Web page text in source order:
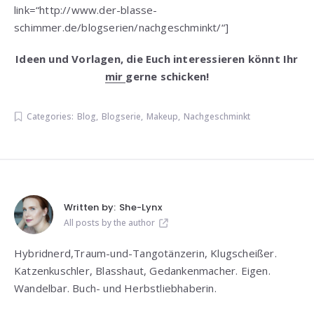
link=“http://www.der-blasse-
schimmer.de/blogserien/nachgeschminkt/“]
Ideen und Vorlagen, die Euch interessieren könnt Ihr
mir gerne schicken!
Categories: Blog, Blogserie, Makeup, Nachgeschminkt
Written by: She-Lynx
All posts by the author
Hybridnerd,Traum-und-Tangotänzerin, Klugscheißer.
Katzenkuschler, Blasshaut, Gedankenmacher. Eigen.
Wandelbar. Buch- und Herbstliebhaberin.